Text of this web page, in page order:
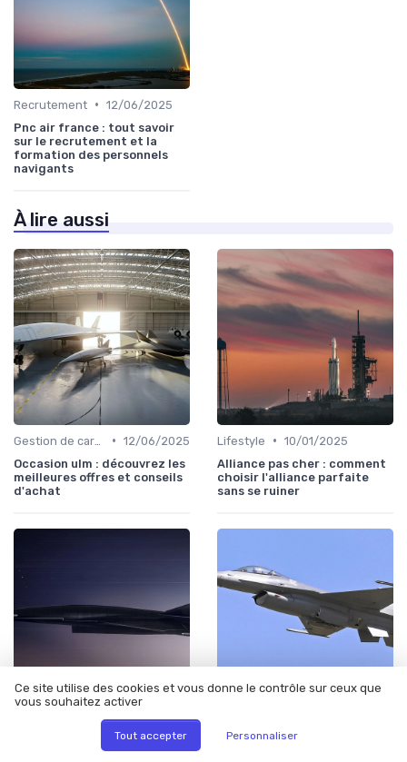
Recrutement • 12/06/2025
Pnc air france : tout savoir
sur le recrutement et la
formation des personnels
navigants
À lire aussi
• 12/06/2025
Occasion ulm : découvrez les
meilleures offres et conseils
d'achat
Lifestyle • 10/01/2025
Alliance pas cher : comment
choisir l'alliance parfaite
sans se ruiner
12/06/2025
La photographie aviation :
Le parcours des cadets air
Ce site utilise des cookies et vous donne le contrôle sur ceux que
vous souhaitez activer
Tout accepter Personnaliser